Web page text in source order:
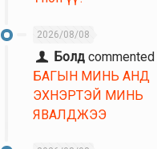
2026/08/08
Болд commented
БАГЫН МИНЬ АНД
ЭХНЭРТЭЙ МИНЬ
ЯВАЛДЖЭЭ